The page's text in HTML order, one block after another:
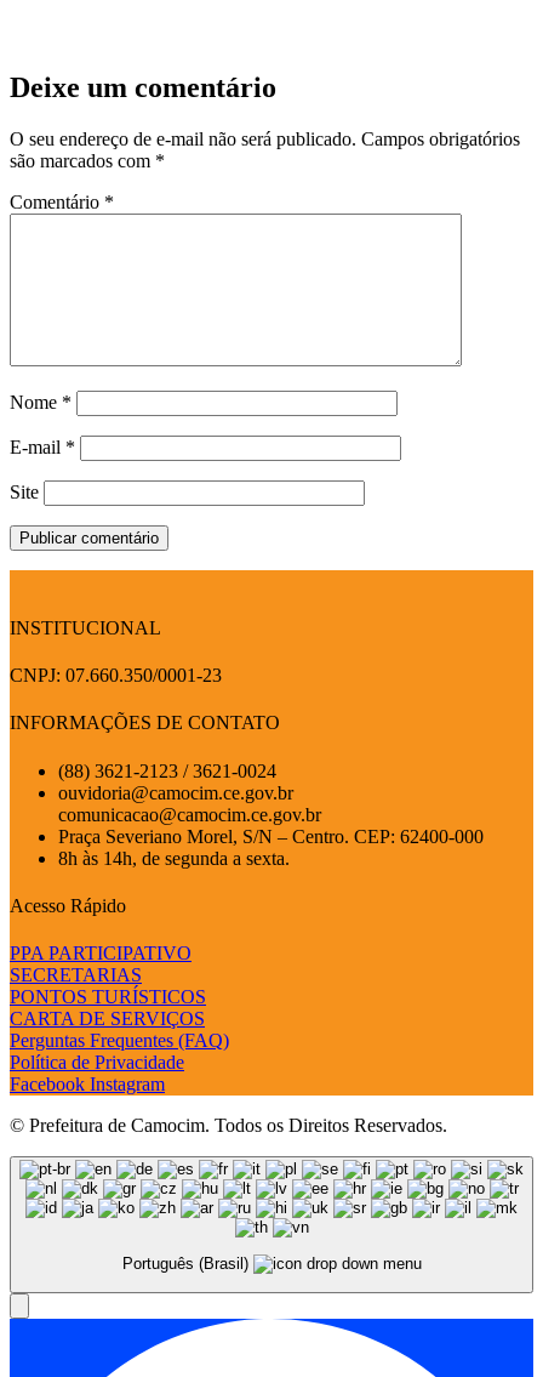
Deixe um comentário
O seu endereço de e-mail não será publicado. Campos obrigatórios
são marcados com *
Comentário *
Nome *
E-mail *
Site
INSTITUCIONAL
CNPJ: 07.660.350/0001-23
INFORMAÇÕES DE CONTATO
(88) 3621-2123 / 3621-0024
ouvidoria@camocim.ce.gov.br
comunicacao@camocim.ce.gov.br
Praça Severiano Morel, S/N – Centro. CEP: 62400-000
8h às 14h, de segunda a sexta.
Acesso Rápido
PPA PARTICIPATIVO
SECRETARIAS
PONTOS TURÍSTICOS
CARTA DE SERVIÇOS
Perguntas Frequentes (FAQ)
Política de Privacidade
Facebook Instagram
© Prefeitura de Camocim. Todos os Direitos Reservados.
Português (Brasil)